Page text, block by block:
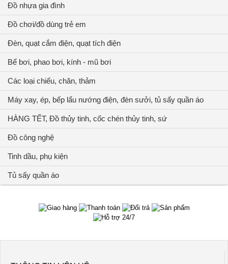
Đồ nhựa gia đình
Đồ chơi/đồ dùng trẻ em
Đèn, quạt cắm điện, quạt tích điện
Bể bơi, phao bơi, kính - mũ bơi
Các loại chiếu, chăn, thảm
Máy xay, ép, bếp lẩu nướng điện, đèn sưởi, tủ sấy quần áo
HÀNG TẾT, Đồ thủy tinh, cốc chén thủy tinh, sứ
Đồ công nghệ
Tinh dầu, phụ kiện
Tủ sấy quần áo